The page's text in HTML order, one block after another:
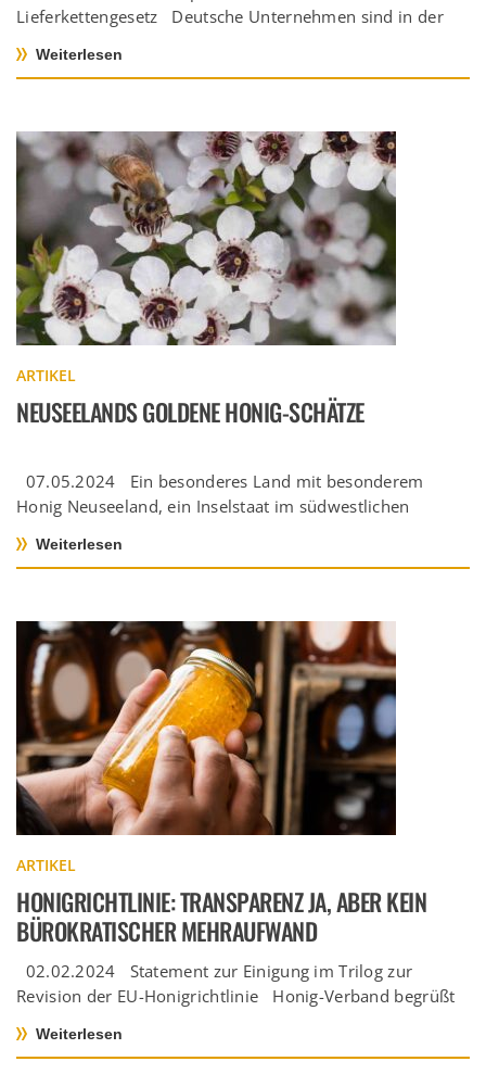
Lieferkettengesetz Deutsche Unternehmen sind in der
Lieferkettensorgfaltspflichtengesetz […]
Weiterlesen
ARTIKEL
NEUSEELANDS GOLDENE HONIG-SCHÄTZE
07.05.2024 Ein besonderes Land mit besonderem
Honig Neuseeland, ein Inselstaat im südwestlichen
Weiterlesen
ARTIKEL
HONIGRICHTLINIE: TRANSPARENZ JA, ABER KEIN
BÜROKRATISCHER MEHRAUFWAND
02.02.2024 Statement zur Einigung im Trilog zur
Revision der EU-Honigrichtlinie Honig-Verband begrüßt
Weiterlesen